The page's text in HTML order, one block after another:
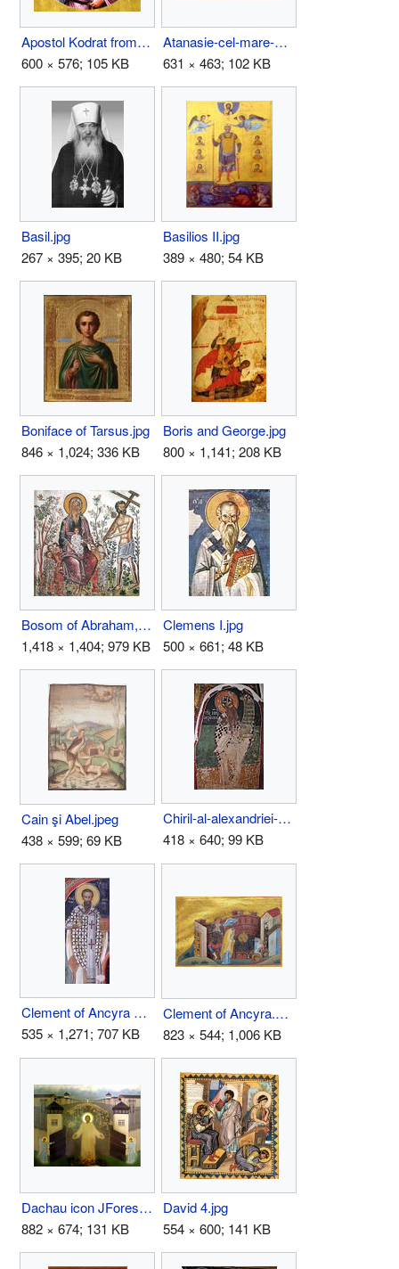
Apostol Kodrat from Afinen.jpg
600 × 576; 105 KB
Atanasie-cel-mare-nicolae-rasca.JPG
631 × 463; 102 KB
Basil.jpg
267 × 395; 20 KB
Basilios II.jpg
389 × 480; 54 KB
Boniface of Tarsus.jpg
846 × 1,024; 336 KB
Boris and George.jpg
800 × 1,141; 208 KB
Bosom of Abraham, Good Theif in Paradise-- 16th c. mosaic, Roussanou Monastery, Meteora, Greece.jpg
1,418 × 1,404; 979 KB
Clemens I.jpg
500 × 661; 48 KB
Cain şi Abel.jpeg
438 × 599; 69 KB
Chiril-al-alexandriei-rasca.JPG
418 × 640; 99 KB
Clement of Ancyra Fresco.jpg
535 × 1,271; 707 KB
Clement of Ancyra.png
823 × 544; 1,006 KB
Dachau icon JForest.jpg
882 × 674; 131 KB
David 4.jpg
554 × 600; 141 KB